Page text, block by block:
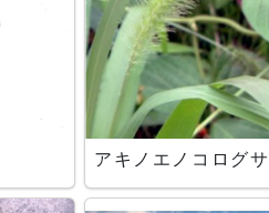
アキノエノコログサ